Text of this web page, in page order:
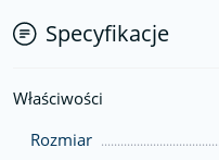
Specyfikacje
Właściwości
Rozmiar